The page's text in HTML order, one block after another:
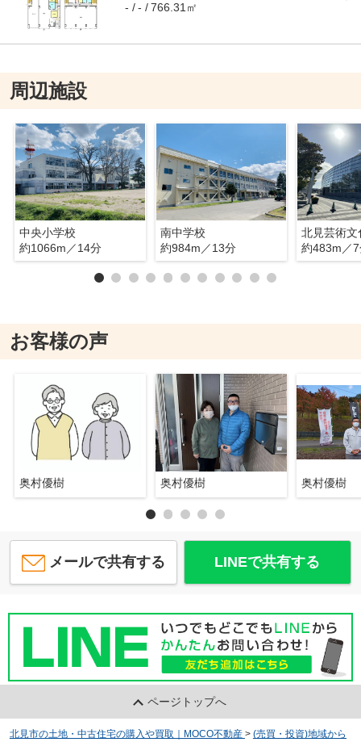
- - 766.31㎡
周辺施設
中央小学校
約1066m／14分
南中学校
約984m／13分
北見芸術文
約483m／
お客様の声
奥村優樹 奥村優樹 奥村優樹
メールで共有する LINEで共有する
ページトップへ
北見市の土地・中古住宅の購入や買取｜MOCO不動産 > (売買・投資)地域から